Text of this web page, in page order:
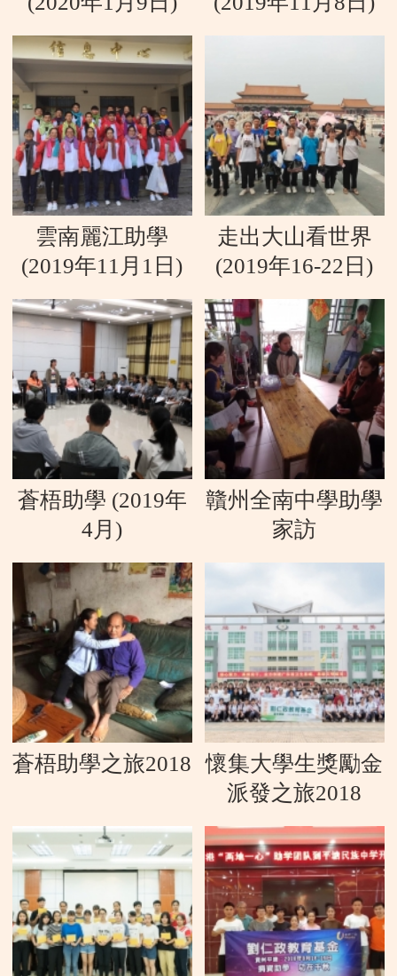
雲南麗江助學
(2019年11月1日)
走出大山看世界
(2019年16-22日)
蒼梧助學 (2019年
4月)
贛州全南中學助學
家訪
蒼梧助學之旅2018
懷集大學生獎勵金
派發之旅2018